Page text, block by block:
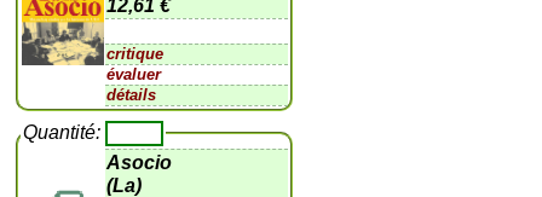
12,61 €
critique
évaluer
détails
Quantité:
Asocio
(La)